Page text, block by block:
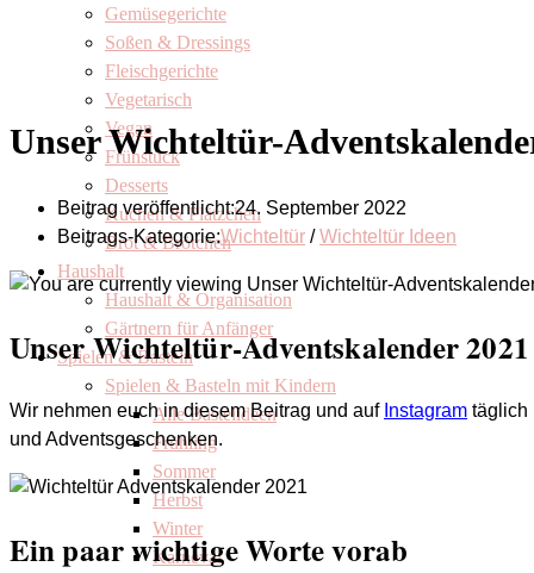
Gemüsegerichte
Soßen & Dressings
Fleischgerichte
Vegetarisch
Vegan
Frühstück
Desserts
Kuchen & Plätzchen
Brot & Brötchen
Haushalt
Haushalt & Organisation
Gärtnern für Anfänger
Spielen & Basteln
Spielen & Basteln mit Kindern
Alle Bastelideen
Frühling
Sommer
Herbst
Winter
Karneval
Unser Wichteltür-
Beitrag veröffentlicht:24. September 2022
Beitrags-Kategorie:Wichteltür / Wichteltür Ideen
Unser Wichteltür-Adventskalender 2021
Wir nehmen euch in diesem Beitrag und auf Instagram täglich
und Adventsgeschenken.
Ein paar wichtige Worte vorab